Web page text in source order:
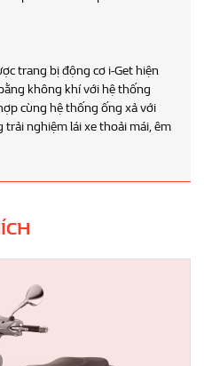
trang bị động cơ i-Get hiện
không khí với hệ thống
cùng hệ thống ống xả với
nghiệm lái xe thoải mái, êm